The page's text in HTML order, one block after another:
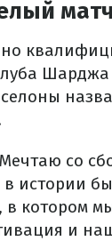
матч
со
истории
котором
и